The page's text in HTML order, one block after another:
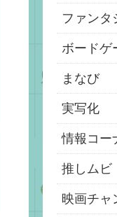
ファンタ
ボードゲ
まなび
実写化
情報コー
推しムビ
映画チャ